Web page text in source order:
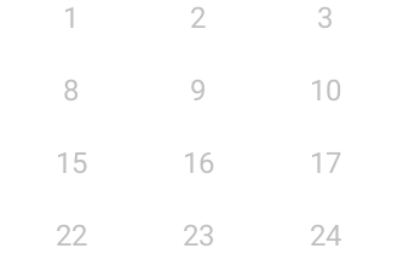
1 2 3
8 9 10
15 16 17
22 23 24